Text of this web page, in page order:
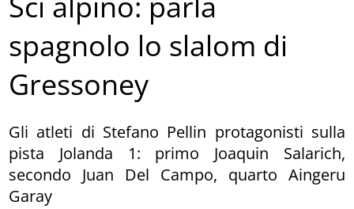
spagnolo lo slalom di
Gressoney
Gli atleti di Stefano Pellin protagonisti sulla
pista Jolanda 1: primo Joaquin Salarich,
secondo Juan Del Campo, quarto Aingeru
Garay